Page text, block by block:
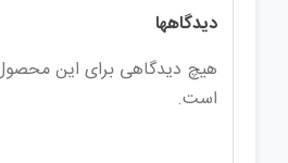
دیدگاهها
هیچ دیدگاهی برای این
است.